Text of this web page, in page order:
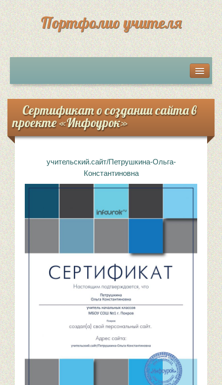
Портфолио учителя
Грамоты, дипломы, сертификаты
Достижения учеников
Сертификат о создании сайта в
проекте «Инфоурок»
учительский.сайт/Петрушкина-Ольга-
Константиновна